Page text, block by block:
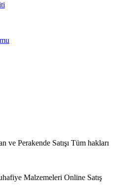
ve Perakende Satışı Tüm hakları